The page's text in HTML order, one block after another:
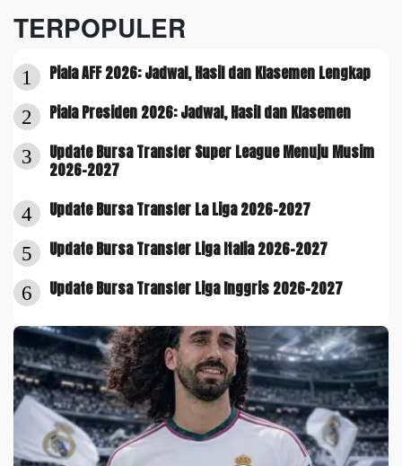
TERPOPULER
1 Piala AFF 2026: Jadwal, Hasil dan Klasemen Lengkap
2 Piala Presiden 2026: Jadwal, Hasil dan Klasemen
3
Update Bursa Transfer Super League Menuju Musim
2026-2027
4 Update Bursa Transfer La Liga 2026-2027
5 Update Bursa Transfer Liga Italia 2026-2027
6 Update Bursa Transfer Liga Inggris 2026-2027